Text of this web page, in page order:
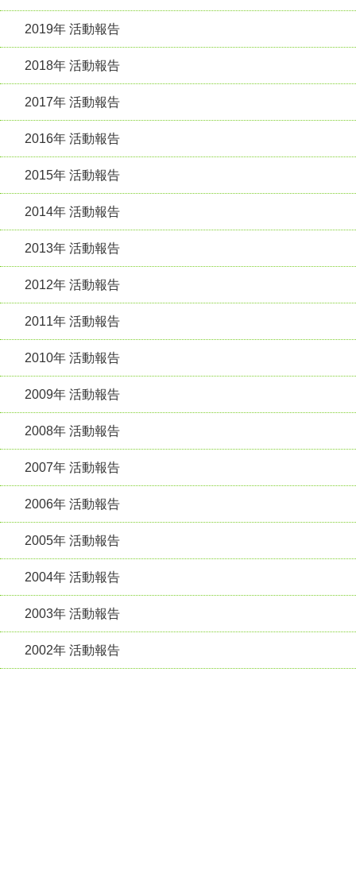
2019年 活動報告
2018年 活動報告
2017年 活動報告
2016年 活動報告
2015年 活動報告
2014年 活動報告
2013年 活動報告
2012年 活動報告
2011年 活動報告
2010年 活動報告
2009年 活動報告
2008年 活動報告
2007年 活動報告
2006年 活動報告
2005年 活動報告
2004年 活動報告
2003年 活動報告
2002年 活動報告